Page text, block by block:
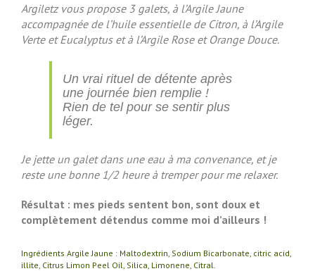
Argiletz vous propose 3 galets, à l’Argile Jaune
accompagnée de l’huile essentielle de Citron, à l’Argile
Verte et Eucalyptus et à l’Argile Rose et Orange Douce.
Un vrai rituel de détente après
une journée bien remplie !
Rien de tel pour se sentir plus
léger.
Je jette un galet dans une eau à ma convenance, et je
reste une bonne 1/2 heure à tremper pour me relaxer.
Résultat : mes pieds sentent bon, sont doux et
complètement détendus comme moi d’ailleurs !
Ingrédients Argile Jaune : Maltodextrin, Sodium Bicarbonate, citric acid,
illite, Citrus Limon Peel Oil, Silica, Limonene, Citral.